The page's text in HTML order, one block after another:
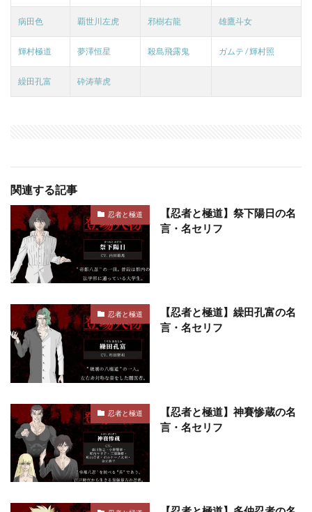
病田色 覇世川左虎 邪樹右龍 雄鷹斗女
輝村極道 夢澤恒星 殺島飛露鬼 ガムテ / 輝村照
繰田孔富 砕涛華虎
関連する記事
忍者と極道
【忍者と極道】祭下陽日の名
言・名セリフ
忍者と極道
【忍者と極道】繰田孔富の名
言・名セリフ
忍者と極道
【忍者と極道】神賽惨蔵の名
言・名セリフ